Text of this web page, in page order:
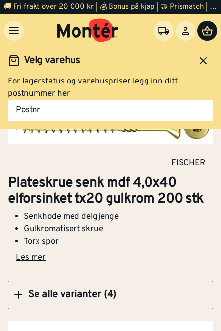
🚚 Fri frakt over 20 000 kr | 💰 Bonus på kjøp | 🤝 Prismatch | ⭐ 100% fornøyd garanti | 🏪 140 byggevarehus
Velg varehus
For lagerstatus og varehuspriser legg inn ditt
postnummer her
Postnr
Festemidler Skruer
FISCHER
Plateskrue senk mdf 4,0x40
elforsinket tx20 gulkrom 200 stk
Senkhode med delgjenge
Gulkromatisert skrue
Torx spor
Les mer
Se alle varianter (4)
Klikk og hent
gulkrom 200 stk
Plateskrue senk mdf 4,0x60 elforsinket tx20
gulkrom 100 stk
Klikk og hent